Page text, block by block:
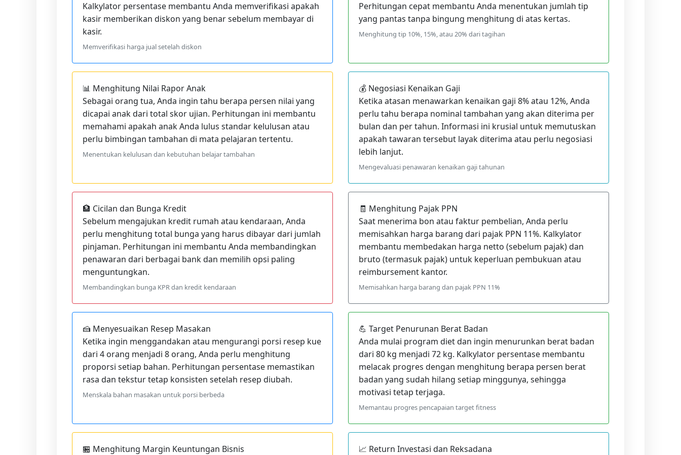
Kalkylator persentase membantu Anda memverifikasi apakah
kasir memberikan diskon yang benar sebelum membayar di
kasir.
Memverifikasi harga jual setelah diskon
Perhitungan cepat membantu Anda menentukan jumlah tip
yang pantas tanpa bingung menghitung di atas kertas.
Menghitung tip 10%, 15%, atau 20% dari tagihan
📊 Menghitung Nilai Rapor Anak
Sebagai orang tua, Anda ingin tahu berapa persen nilai yang
dicapai anak dari total skor ujian. Perhitungan ini membantu
memahami apakah anak Anda lulus standar kelulusan atau
perlu bimbingan tambahan di mata pelajaran tertentu.
Menentukan kelulusan dan kebutuhan belajar tambahan
💰 Negosiasi Kenaikan Gaji
Ketika atasan menawarkan kenaikan gaji 8% atau 12%, Anda
perlu tahu berapa nominal tambahan yang akan diterima per
bulan dan per tahun. Informasi ini krusial untuk memutuskan
apakah tawaran tersebut layak diterima atau perlu negosiasi
lebih lanjut.
Mengevaluasi penawaran kenaikan gaji tahunan
🏦 Cicilan dan Bunga Kredit
Sebelum mengajukan kredit rumah atau kendaraan, Anda
perlu menghitung total bunga yang harus dibayar dari jumlah
pinjaman. Perhitungan ini membantu Anda membandingkan
penawaran dari berbagai bank dan memilih opsi paling
menguntungkan.
Membandingkan bunga KPR dan kredit kendaraan
🧾 Menghitung Pajak PPN
Saat menerima bon atau faktur pembelian, Anda perlu
memisahkan harga barang dari pajak PPN 11%. Kalkylator
membantu membedakan harga netto (sebelum pajak) dan
bruto (termasuk pajak) untuk keperluan pembukuan atau
reimbursement kantor.
Memisahkan harga barang dan pajak PPN 11%
🍰 Menyesuaikan Resep Masakan
Ketika ingin menggandakan atau mengurangi porsi resep kue
dari 4 orang menjadi 8 orang, Anda perlu menghitung
proporsi setiap bahan. Perhitungan persentase memastikan
rasa dan tekstur tetap konsisten setelah resep diubah.
Menskala bahan masakan untuk porsi berbeda
💪 Target Penurunan Berat Badan
Anda mulai program diet dan ingin menurunkan berat badan
dari 80 kg menjadi 72 kg. Kalkylator persentase membantu
melacak progres dengan menghitung berapa persen berat
badan yang sudah hilang setiap minggunya, sehingga
motivasi tetap terjaga.
Memantau progres pencapaian target fitness
🏪 Menghitung Margin Keuntungan Bisnis
📈 Return Investasi dan Reksadana